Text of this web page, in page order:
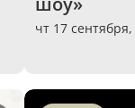
чт 17 сентября,